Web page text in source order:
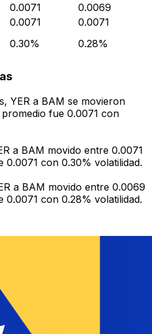
0.0071
0.0069
0.0071
0.0071
0.30% 0.28%
YER a BAM se movieron
fue 0.0071 con
a BAM movido entre 0.0071
0.0071 con 0.30% volatilidad.
a BAM movido entre 0.0069
0.0071 con 0.28% volatilidad.
sobre la marcha
lo que necesita para
y administración de
alertas de tasas y
sin cargos ocultos.